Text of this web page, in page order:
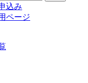
込み
ページ